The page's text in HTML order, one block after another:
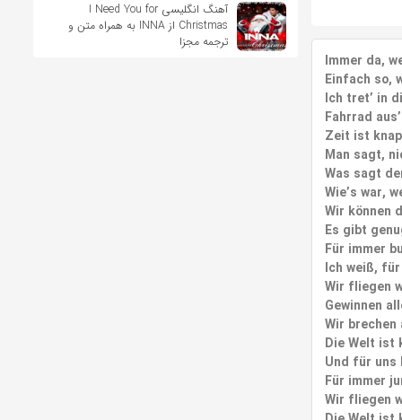
Immer da,
Einfach so,
Ich tret’ in
Fahrrad
Zeit ist
Man sagt,
Was sagt
Wie’s war,
Wir können
Es gibt
Für immer
Ich weiß,
Wir fliegen
Gewinnen
Wir
Die Welt ist
Und für uns
Für immer
Wir fliegen
آهنگ انگلیسی I Need You for
Christmas از INNA به همراه متن و
ترجمه مجزا